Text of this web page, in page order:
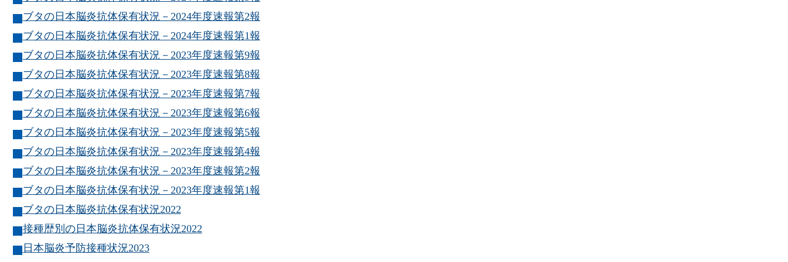
ブタの日本脳炎抗体保有状況－2024年度速報第2報
ブタの日本脳炎抗体保有状況－2024年度速報第1報
ブタの日本脳炎抗体保有状況－2023年度速報第9報
ブタの日本脳炎抗体保有状況－2023年度速報第8報
ブタの日本脳炎抗体保有状況－2023年度速報第7報
ブタの日本脳炎抗体保有状況－2023年度速報第6報
ブタの日本脳炎抗体保有状況－2023年度速報第5報
ブタの日本脳炎抗体保有状況－2023年度速報第4報
ブタの日本脳炎抗体保有状況－2023年度速報第2報
ブタの日本脳炎抗体保有状況－2023年度速報第1報
ブタの日本脳炎抗体保有状況2022
接種歴別の日本脳炎抗体保有状況2022
日本脳炎予防接種状況2023